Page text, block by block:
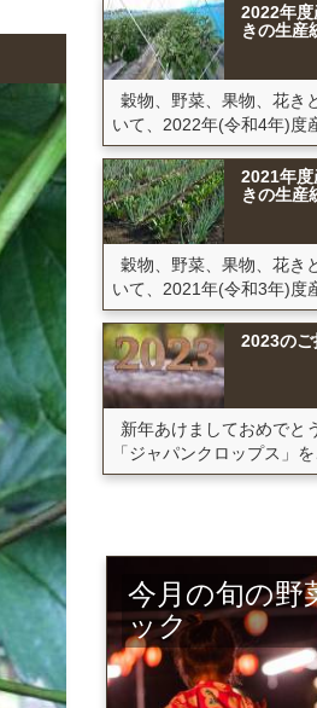
2022年
きの生産
穀物、野菜、果物、花き
いて、2022年(令和4年)度
2021年
きの生産
穀物、野菜、果物、花き
いて、2021年(令和3年)度
2023のご
新年あけましておめでと
「ジャパンクロップス」
今月の旬の野
ック